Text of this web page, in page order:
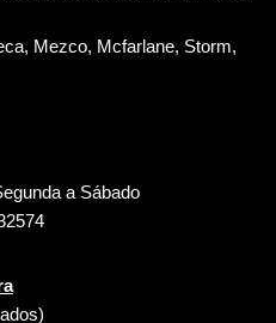
Mezco, Mcfarlane, Storm,
a Sábado